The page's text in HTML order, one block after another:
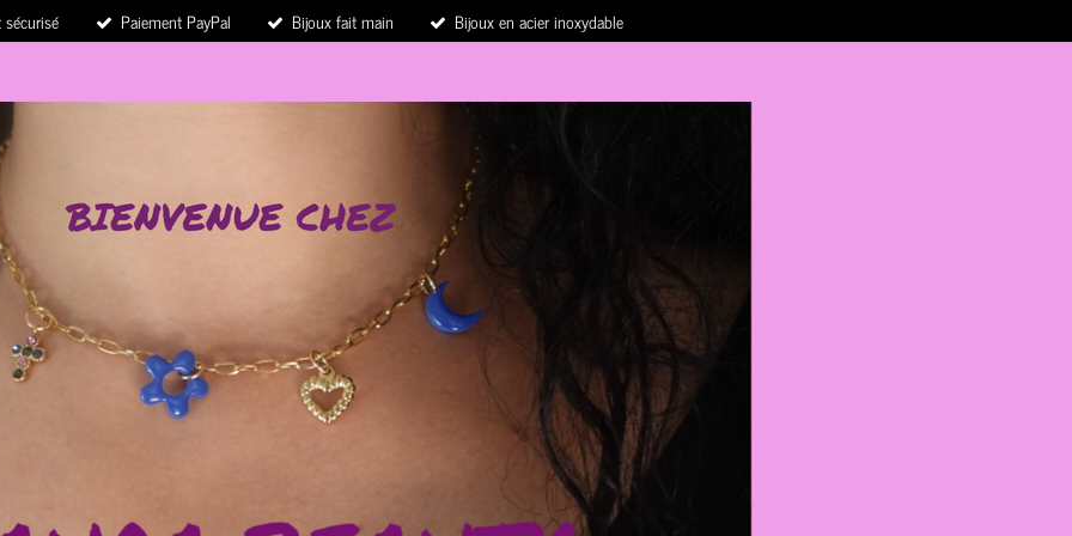
Paiement PayPal Bijoux fait main Bijoux en acier inoxydable